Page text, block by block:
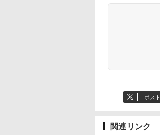
インスタント カ
ジ 25L 一人暮ら
ック AMRC-
ポスト
関連リンク